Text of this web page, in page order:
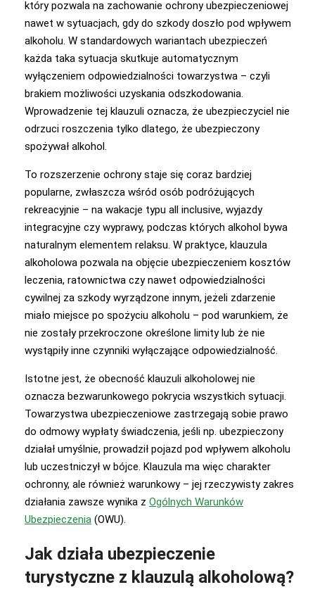
który pozwala na zachowanie ochrony ubezpieczeniowej
nawet w sytuacjach, gdy do szkody doszło pod wpływem
alkoholu. W standardowych wariantach ubezpieczeń
każda taka sytuacja skutkuje automatycznym
wyłączeniem odpowiedzialności towarzystwa – czyli
brakiem możliwości uzyskania odszkodowania.
Wprowadzenie tej klauzuli oznacza, że ubezpieczyciel nie
odrzuci roszczenia tylko dlatego, że ubezpieczony
spożywał alkohol.
To rozszerzenie ochrony staje się coraz bardziej
popularne, zwłaszcza wśród osób podróżujących
rekreacyjnie – na wakacje typu all inclusive, wyjazdy
integracyjne czy wyprawy, podczas których alkohol bywa
naturalnym elementem relaksu. W praktyce, klauzula
alkoholowa pozwala na objęcie ubezpieczeniem kosztów
leczenia, ratownictwa czy nawet odpowiedzialności
cywilnej za szkody wyrządzone innym, jeżeli zdarzenie
miało miejsce po spożyciu alkoholu – pod warunkiem, że
nie zostały przekroczone określone limity lub że nie
wystąpiły inne czynniki wyłączające odpowiedzialność.
Istotne jest, że obecność klauzuli alkoholowej nie
oznacza bezwarunkowego pokrycia wszystkich sytuacji.
Towarzystwa ubezpieczeniowe zastrzegają sobie prawo
do odmowy wypłaty świadczenia, jeśli np. ubezpieczony
działał umyślnie, prowadził pojazd pod wpływem alkoholu
lub uczestniczył w bójce. Klauzula ma więc charakter
ochronny, ale również warunkowy – jej rzeczywisty zakres
działania zawsze wynika z Ogólnych Warunków
Ubezpieczenia (OWU).
Jak działa ubezpieczenie
turystyczne z klauzulą alkoholową?